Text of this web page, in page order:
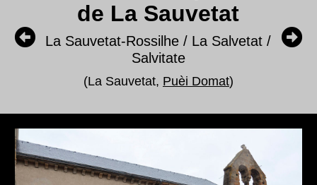
de La Sauvetat
La Sauvetat-Rossilhe / La Salvetat /
Salvitate
(La Sauvetat, Puèi Domat)